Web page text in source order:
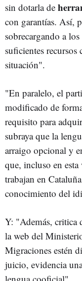
sin dotarla de
con garantías. Así,
sobrecargando a
suficientes recursos
situación".
"En paralelo, el
modificado de
requisito para
subraya que la
arraigo opcional y
que, incluso en
trabajan en Cataluña
conocimiento del
Y: "Además, critica
la web del
Migraciones estén
juicio, evidencia